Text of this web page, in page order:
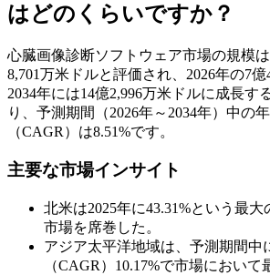
はどのくらいですか？
心臓画像診断ソフトウェア市場の規模
8,701万米ドルと評価され、2026年の7
2034年には14億2,996万米ドルに成長す
り、予測期間（2026年～2034年）中の
（CAGR）は8.51%です。
主要な市場インサイト
北米は2025年に43.31%という最大
市場を席巻した。
アジア太平洋地域は、予測期間中
（CAGR）10.17%で市場におい